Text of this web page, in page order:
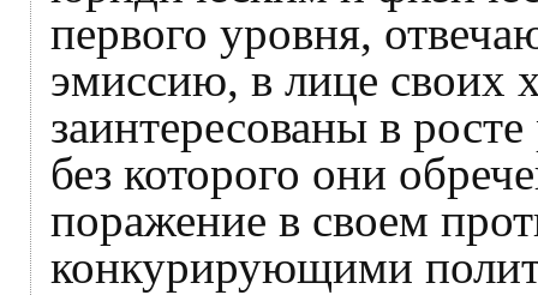
первого уровня,
эмиссию, в лице своих
заинтересованы в
без которого они
поражение в своем
конкурирующими